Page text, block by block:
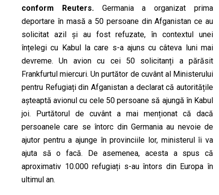
conform Reuters. Germania a organizat prima
deportare în masă a 50 persoane din Afganistan ce au
solicitat azil și au fost refuzate, în contextul unei
înțelegi cu Kabul la care s-a ajunscucâteva luni mai
devreme. Un avion cu cei 50 solicitanți a părăsit
Frankfurtul miercuri. Un purtător de cuvânt al Ministerului
pentru Refugiați din Afganistan a declarat că autoritățile
așteaptă avionul cu cele 50 persoane să ajungă în Kabul
joi. Purtătorul de cuvânt a mai menționat că dacă
persoanele care se întorc din Germania au nevoie de
ajutor pentru a ajunge în provinciile lor, ministerul îi va
ajuta să o facă. De asemenea, acesta a spus că
aproximativ 10.000 refugiați s-au întors din Europa în
ultimul an.